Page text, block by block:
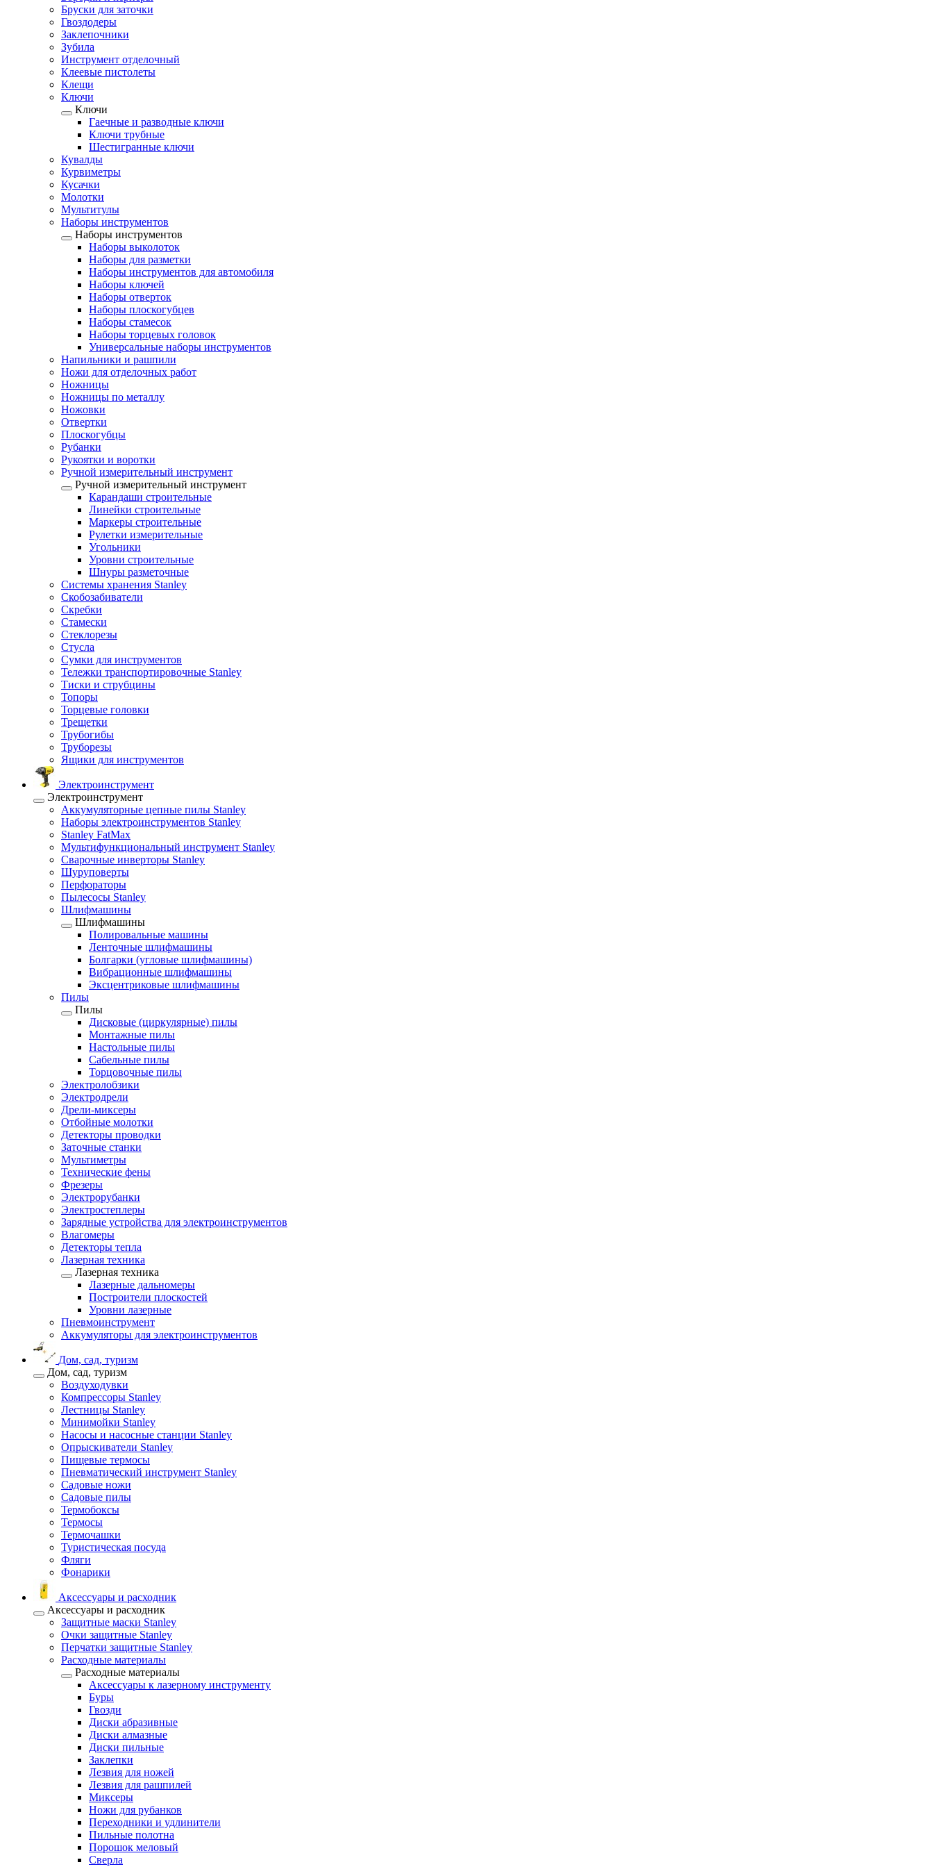
Бруски для заточки
Гвоздодеры
Заклепочники
Зубила
Инструмент отделочный
Клеевые пистолеты
Клещи
Ключи
Ключи
Гаечные и разводные ключи
Ключи трубные
Шестигранные ключи
Кувалды
Курвиметры
Кусачки
Молотки
Мультитулы
Наборы инструментов
Наборы инструментов
Наборы выколоток
Наборы для разметки
Наборы инструментов для автомобиля
Наборы ключей
Наборы отверток
Наборы плоскогубцев
Наборы стамесок
Наборы торцевых головок
Универсальные наборы инструментов
Напильники и рашпили
Ножи для отделочных работ
Ножницы
Ножницы по металлу
Ножовки
Отвертки
Плоскогубцы
Рубанки
Рукоятки и воротки
Ручной измерительный инструмент
Ручной измерительный инструмент
Карандаши строительные
Линейки строительные
Маркеры строительные
Рулетки измерительные
Угольники
Уровни строительные
Шнуры разметочные
Системы хранения Stanley
Скобозабиватели
Скребки
Стамески
Стеклорезы
Стусла
Сумки для инструментов
Тележки транспортировочные Stanley
Тиски и струбцины
Топоры
Торцевые головки
Трещетки
Трубогибы
Труборезы
Ящики для инструментов
Электроинструмент
Электроинструмент
Аккумуляторные цепные пилы Stanley
Наборы электроинструментов Stanley
Stanley FatMax
Мультифункциональный инструмент Stanley
Сварочные инверторы Stanley
Шуруповерты
Перфораторы
Пылесосы Stanley
Шлифмашины
Шлифмашины
Полировальные машины
Ленточные шлифмашины
Болгарки (угловые шлифмашины)
Вибрационные шлифмашины
Эксцентриковые шлифмашины
Пилы
Пилы
Дисковые (циркулярные) пилы
Монтажные пилы
Настольные пилы
Сабельные пилы
Торцовочные пилы
Электролобзики
Электродрели
Дрели-миксеры
Отбойные молотки
Детекторы проводки
Заточные станки
Мультиметры
Технические фены
Фрезеры
Электрорубанки
Электростеплеры
Зарядные устройства для электроинструментов
Влагомеры
Детекторы тепла
Лазерная техника
Лазерная техника
Лазерные дальномеры
Построители плоскостей
Уровни лазерные
Пневмоинструмент
Аккумуляторы для электроинструментов
Дом, сад, туризм
Дом, сад, туризм
Воздуходувки
Компрессоры Stanley
Лестницы Stanley
Минимойки Stanley
Насосы и насосные станции Stanley
Опрыскиватели Stanley
Пищевые термосы
Пневматический инструмент Stanley
Садовые ножи
Садовые пилы
Термобоксы
Термосы
Термочашки
Туристическая посуда
Фляги
Фонарики
Аксессуары и расходник
Аксессуары и расходник
Защитные маски Stanley
Очки защитные Stanley
Перчатки защитные Stanley
Расходные материалы
Расходные материалы
Аксессуары к лазерному инструменту
Буры
Гвозди
Диски абразивные
Диски алмазные
Диски пильные
Заклепки
Лезвия для ножей
Лезвия для рашпилей
Миксеры
Ножи для рубанков
Переходники и удлинители
Пильные полотна
Порошок меловый
Сверла